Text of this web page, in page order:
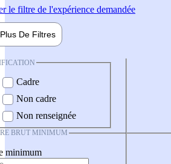
le filtre de l'expérience demandée
Plus De Filtres
Cadre
Non cadre
Non renseignée
BRUT MINIMUM
minimum